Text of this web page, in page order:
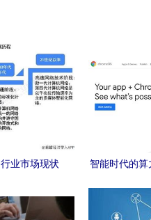
业市场现状
智能时代的